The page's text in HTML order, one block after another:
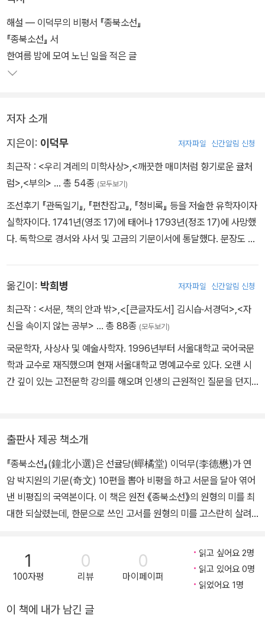
<종북소선>은 학계에 그리 널리 알려져 있는 책이 아니며, 본격적인
연구도 이루어져 있지 않다. 하지만 이 책은 한국 비평사와 정신사에
서 대단히 주목해야 할 문제적 저작이다. 또한 문인 이덕무의 조선 시
대 최고의 산문비평가로서의 면모를 보여주는 귀중한 저작이다.
해설 ― 이덕무의 비평서 『종북소선』
『종북소선』 서
한여름 밤에 모여 노닌 일을 적은 글
저자 소개
지은이: 이덕무 저자파일 신간알림 신청
최근작 : <우리 겨레의 미학사상>,<깨끗한 매미처럼 향기로운 귤처
럼>,<부의> … 총 54종 (모두보기)
조선후기 『관독일기』, 『편찬잡고』, 『청비록』 등을 저술한 유학자이자
실학자이다. 1741년(영조 17)에 태어나 1793년(정조 17)에 사망했
다. 독학으로 경서와 사서 및 고금의 기문이서에 통달했다. 문장도 뛰
서 청의 문물에 대해 자세히 기록해오고 고증학 관련 책들도 들여왔
다. 서자여서 크게 중용되지 못했으나 규장각 검서관으로서 많은 서
적의 정리와 교감에 종사했다. 글씨와 그림에도 뛰어났다.
옮긴이: 박희병 저자파일 신간알림 신청
최근작 : <서문, 책의 안과 밖>,<[큰글자도서] 김시습·서경덕>,<자
신을 속이지 않는 공부> … 총 88종 (모두보기)
국문학자, 사상사 및 예술사학자. 1996년부터 서울대학교 국어국문
학과 교수로 재직했으며 현재 서울대학교 명예교수로 있다. 오랜 시
간 깊이 있는 고전문학 강의를 해오며 인생의 근원적인 질문을 던지
과 아만』 『유교와 한국 문학의 장르』 『연암을 읽는다』 『한국의 생태
사상』 『엄마의 마지막 말들』 등이 있으며 다수의 편역서 및 논문을 냈
다.
출판사 제공 책소개
『종북소선』(鐘北小選)은 선귤당(蟬橘堂) 이덕무(李德懋)가 연
암 박지원의 기문(奇文) 10편을 뽑아 비평을 하고 서문을 달아 엮어
낸 비평집의 국역본이다. 이 책은 원전 《종북소선》의 원형의 미를 최
대한 되살렸는데, 한문으로 쓰인 고서를 원형의 미를 고스란히 살려
선》은 지금껏 박지원의 자찬(自撰) 산문집으로 잘못 알려져 왔다. 하
지만 서울대 박희병 교수는 그와는 다른 주장을 제기한다. 박 교수의
연구 결과, 《종북소선》은 이덕무가 직접 박지원의 글 중에서 기문을
무의 자찬 비평서라는 근거는 역자 박희병 교수의 역저『연암과 선귤
1
100자평
0
리뷰
0
마이페이퍼
읽고 싶어요 2명
읽고 있어요 0명
읽었어요 1명
이 책에 내가 남긴 글